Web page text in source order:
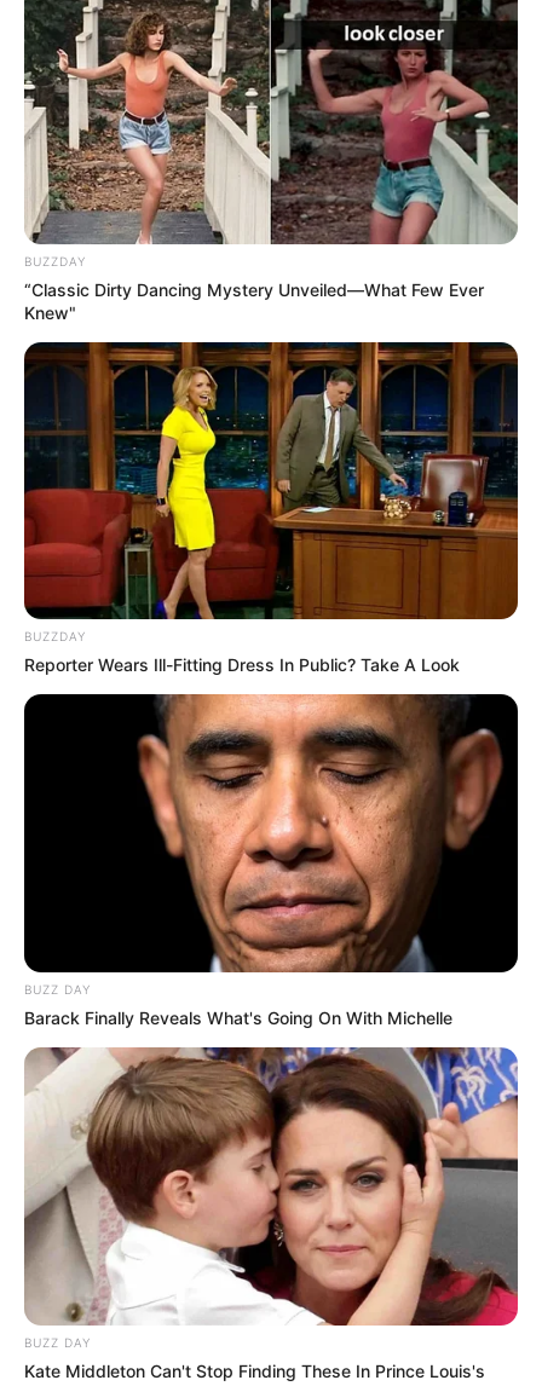
TAGS
ΘΑΛΑΣΣΑ
ΟΛΟΘΟΥΡΙΟ
BUZZDAY
“Classic Dirty Dancing Mystery Unveiled—What Few Ever
Knew"
BUZZDAY
Reporter Wears Ill-Fitting Dress In Public? Take A Look
BUZZ DAY
Barack Finally Reveals What's Going On With Michelle
BUZZ DAY
Kate Middleton Can't Stop Finding These In Prince Louis's